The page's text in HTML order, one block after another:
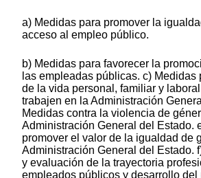
a) Medidas para promover la
acceso al empleo público.
b) Medidas para favorecer la
las empleadas públicas. c)
de la vida personal, familiar y
trabajen en la Administración
Medidas contra la violencia de
Administración General del Estado.
promover el valor de la igualdad de
Administración General del Estado.
y evaluación de la trayectoria
empleados públicos y desarrollo del